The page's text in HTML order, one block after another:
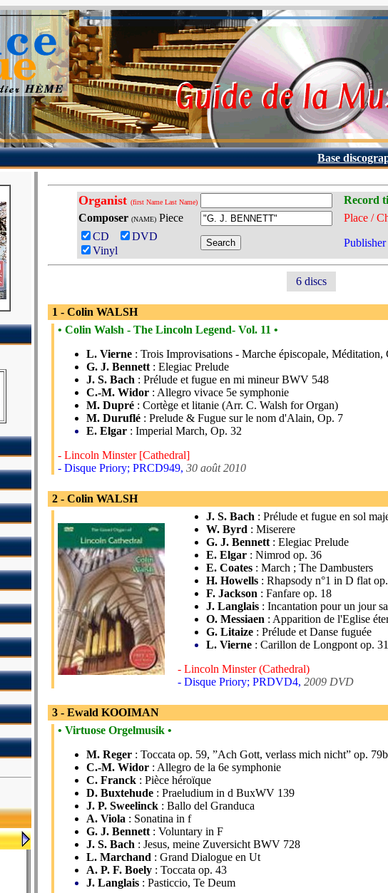
Base
Organist (first Name Last Name)
Record
Composer (NAME)Piece
Place /
CD
DVD
Vinyl
Publisher
6 discs
1 - Colin WALSH
• Colin Walsh - The Lincoln Legend- Vol. 11 •
L. Vierne : Trois Improvisations - Marche épiscopale,
G. J. Bennett : Elegiac Prelude
J. S. Bach : Prélude et fugue en mi mineur BWV 548
C.-M. Widor : Allegro vivace 5e symphonie
M. Dupré : Cortège et litanie (Arr. C. Walsh for Organ)
M. Duruflé : Prelude & Fugue sur le nom d'Alain, Op. 7
E. Elgar : Imperial March, Op. 32
- Lincoln Minster [Cathedral]
- Disque Priory; PRCD949, 30 août 2010
2 - Colin WALSH
J. S. Bach : Prélude et fugue en sol
W. Byrd : Miserere
G. J. Bennett : Elegiac Prelude
E. Elgar : Nimrod op. 36
E. Coates : March ; The Dambusters
H. Howells : Rhapsody n°1 in D flat
F. Jackson : Fanfare op. 18
J. Langlais : Incantation pour un jour
O. Messiaen : Apparition de l'Eglise
G. Litaize : Prélude et Danse fuguée
L. Vierne : Carillon de Longpont op. 31
- Lincoln Minster (Cathedral)
- Disque Priory; PRDVD4, 2009 DVD
3 - Ewald KOOIMAN
• Virtuose Orgelmusik •
M. Reger : Toccata op. 59, ”Ach Gott, verlass mich nicht” op. 79b
C.-M. Widor : Allegro de la 6e symphonie
C. Franck : Pièce héroïque
D. Buxtehude : Praeludium in d BuxWV 139
J. P. Sweelinck : Ballo del Granduca
A. Viola : Sonatina in f
G. J. Bennett : Voluntary in F
J. S. Bach : Jesus, meine Zuversicht BWV 728
L. Marchand : Grand Dialogue en Ut
A. P. F. Boely : Toccata op. 43
J. Langlais : Pasticcio, Te Deum